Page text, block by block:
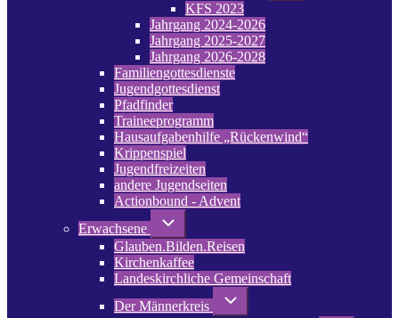
KFS 2023
Jahrgang 2024-2026
Jahrgang 2025-2027
Jahrgang 2026-2028
Familiengottesdienste
Jugendgottesdienst
Pfadfinder(opens
in
new
tab)
Traineeprogramm
Hausaufgabenhilfe „Rückenwind“
Krippenspiel
Jugendfreizeiten
andere Jugendseiten
Actionbound - Advent
Erwachsene
Unternavigation
Erwachsene
Glauben.Bilden.Reisen
new
Kirchenkaffee
Landeskirchliche Gemeinschaft
Der Männerkreis
Unternavigation